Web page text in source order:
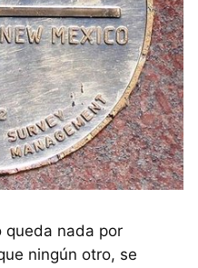
queda nada por
ningún otro, se